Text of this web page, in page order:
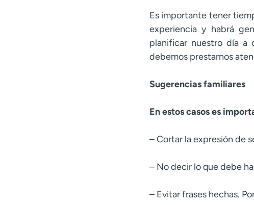
Es importante tener
experiencia y habrá
planificar nuestro día a
debemos prestarnos
Sugerencias familiares
En estos casos es
– Cortar la expresión de
– No decir lo que debe
– Evitar frases hechas.